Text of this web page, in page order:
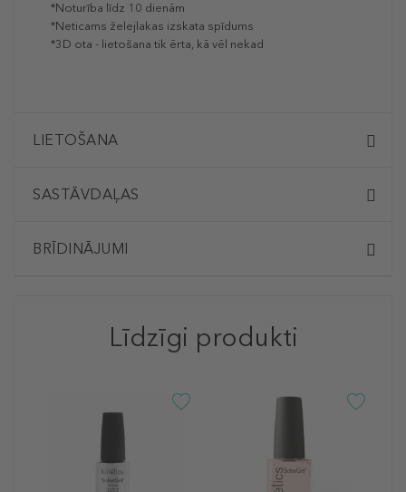
*Noturība līdz 10 dienām
*Neticams želejlakas izskata spīdums
*3D ota - lietošana tik ērta, kā vēl nekad
LIETOŠANA
SASTĀVDAĻAS
BRĪDINĀJUMI
Līdzīgi produkti